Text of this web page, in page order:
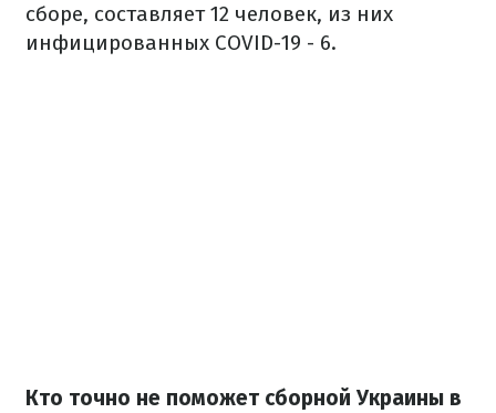
сборе, составляет 12 человек, из них
инфицированных COVID-19 - 6.
Кто точно не поможет сборной Украины в